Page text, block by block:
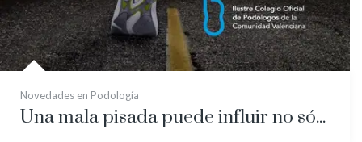
Novedades en Podología
Una mala pisada puede influir no sólo en lesiones del pie, sino en la rodilla y hasta en la zona pélvica.